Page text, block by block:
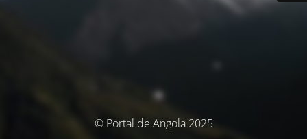
© Portal de Angola 2025